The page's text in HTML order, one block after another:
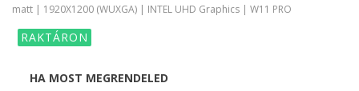
matt | 1920X1200 (WUXGA) | INTEL UHD Graphics | W11 PRO
RAKTÁRON
HA MOST MEGRENDELED